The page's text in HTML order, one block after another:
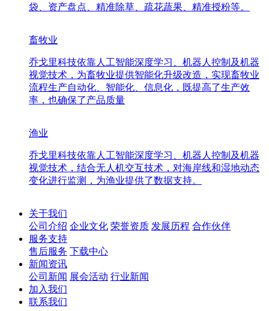
袋、资产盘点、精准除草、疏花蔬果、精准授粉等。
畜牧业
乔戈里科技依靠人工智能深度学习、机器人控制及机器
视觉技术，为畜牧业提供智能化升级改造，实现畜牧业
流程生产自动化、智能化、信息化，既提高了生产效
率，也确保了产品质量
渔业
乔戈里科技依靠人工智能深度学习、机器人控制及机器
视觉技术，结合无人机交互技术，对海岸线和湿地动态
变化进行监测，为渔业提供了数据支持。
关于我们
公司介绍 企业文化 荣誉资质 发展历程 合作伙伴
服务支持
售后服务 下载中心
新闻资讯
公司新闻 展会活动 行业新闻
加入我们
联系我们